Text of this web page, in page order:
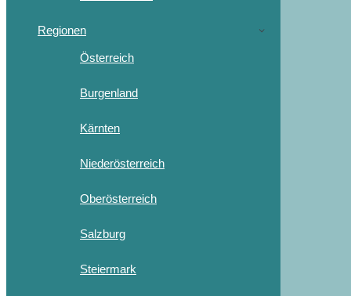
Regionen
Österreich
Burgenland
Kärnten
Niederösterreich
Oberösterreich
Salzburg
Steiermark